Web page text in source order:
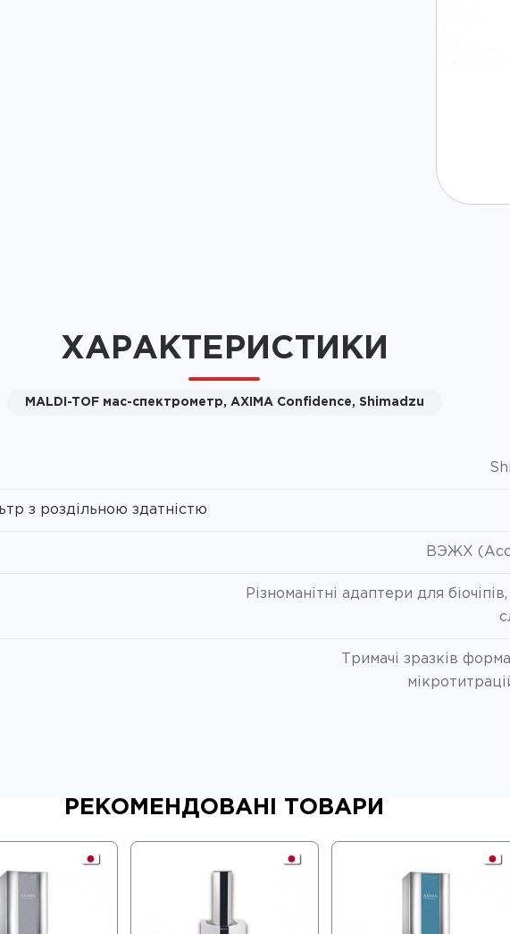
ХАРАКТЕРИСТИКИ
MALDI-TOF мас-спектрометр, AXIMA Confidence, Shimadzu
з роздільною здатністю
ВЭЖХ
Різноманітні адаптери для
Тримачі зразків
РЕКОМЕНДОВАНІ ТОВАРИ